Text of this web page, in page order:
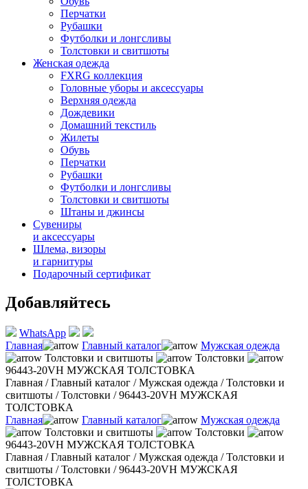
Перчатки
Рубашки
Футболки и лонгсливы
Толстовки и свитшоты
Женская одежда
FXRG коллекция
Головные уборы и аксессуары
Верхняя одежда
Дождевики
Домашний текстиль
Жилеты
Обувь
Перчатки
Рубашки
Футболки и лонгсливы
Толстовки и свитшоты
Штаны и джинсы
Сувениры
и аксессуары
Шлема, визоры
и гарнитуры
Подарочный сертификат
Добавляйтесь
WhatsApp
Главная
Главный каталог
Мужская одежда
Толстовки и свитшоты
Толстовки
96443-20VH МУЖСКАЯ ТОЛСТОВКА
Главная /Главный каталог /Мужская одежда /Толстовки и
свитшоты /Толстовки /96443-20VH МУЖСКАЯ
ТОЛСТОВКА
Главная
Главный каталог
Мужская одежда
Толстовки и свитшоты
Толстовки
96443-20VH МУЖСКАЯ ТОЛСТОВКА
Главная /Главный каталог /Мужская одежда /Толстовки и
свитшоты /Толстовки /96443-20VH МУЖСКАЯ
ТОЛСТОВКА